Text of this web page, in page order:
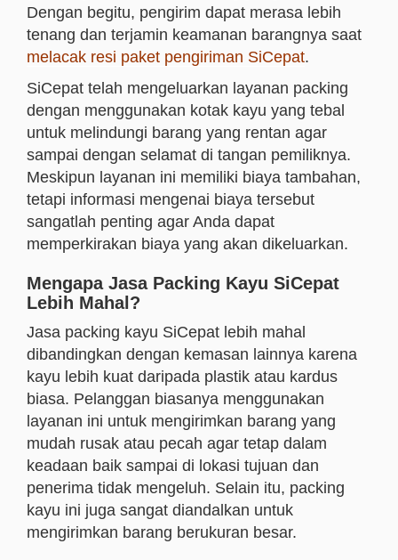
Dengan begitu, pengirim dapat merasa lebih
tenang dan terjamin keamanan barangnya saat
melacak resi paket pengiriman SiCepat.
SiCepat telah mengeluarkan layanan packing
dengan menggunakan kotak kayu yang tebal
untuk melindungi barang yang rentan agar
sampai dengan selamat di tangan pemiliknya.
Meskipun layanan ini memiliki biaya tambahan,
tetapi informasi mengenai biaya tersebut
sangatlah penting agar Anda dapat
memperkirakan biaya yang akan dikeluarkan.
Mengapa Jasa Packing Kayu SiCepat
Lebih Mahal?
Jasa packing kayu SiCepat lebih mahal
dibandingkan dengan kemasan lainnya karena
kayu lebih kuat daripada plastik atau kardus
biasa. Pelanggan biasanya menggunakan
layanan ini untuk mengirimkan barang yang
mudah rusak atau pecah agar tetap dalam
keadaan baik sampai di lokasi tujuan dan
penerima tidak mengeluh. Selain itu, packing
kayu ini juga sangat diandalkan untuk
mengirimkan barang berukuran besar.